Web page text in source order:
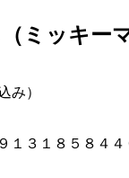
ミッキー
み）
１３１８５８４４